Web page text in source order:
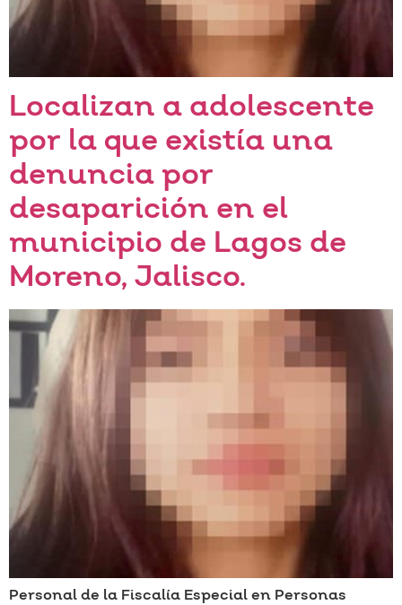
Localizan a adolescente
por la que existía una
denuncia por
desaparición en el
municipio de Lagos de
Moreno, Jalisco.
Personal de la Fiscalía Especial en Personas